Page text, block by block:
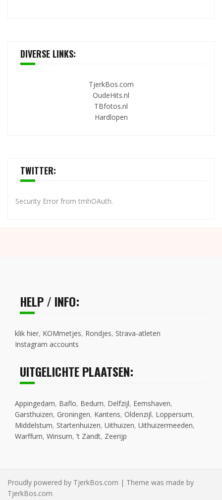
DIVERSE LINKS:
TjerkBos.com
OudeHits.nl
TBfotos.nl
Hardlopen
TWITTER:
Security Error from tmhOAuth.
HELP / INFO:
klik hier, KOMmetjes, Rondjes, Strava-atleten
Instagram accounts
UITGELICHTE PLAATSEN:
Appingedam, Baflo, Bedum, Delfzijl, Eemshaven,
Garsthuizen, Groningen, Kantens, Oldenzijl, Loppersum,
Middelstum, Startenhuizen, Uithuizen, Uithuizermeeden,
Warffum, Winsum, ’t Zandt, Zeerijp
Proudly powered by TjerkBos.com | Theme was made by
TjerkBos.com